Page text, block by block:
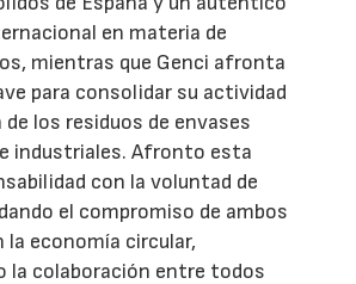
en materia de
mientras que Genci afronta
para consolidar su actividad
los residuos de envases
industriales. Afronto esta
con la voluntad de
el compromiso de ambos
economía circular,
la colaboración entre todos